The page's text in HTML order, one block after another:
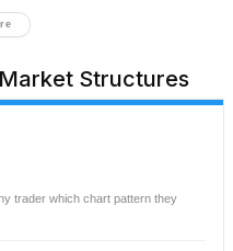
Structures
trader which chart pattern they